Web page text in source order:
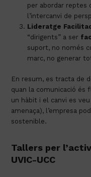
per abordar reptes
l’intercanvi de
Lideratge
“dirigents” a ser
suport, no només
marc, no generar
En resum, es tracta de
quan la comunicació és
un hàbit i el canvi es
amenaça), l’empresa
sostenible.
Tallers per
UVIC-UCC